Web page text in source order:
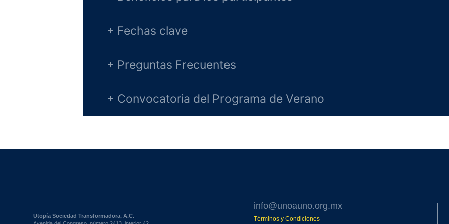
+ Fechas clave
+ Preguntas Frecuentes
+ Convocatoria del Programa de Verano
Utopía Sociedad Transformadora, A.C.
info@unoauno.org.mx
Términos y Condiciones